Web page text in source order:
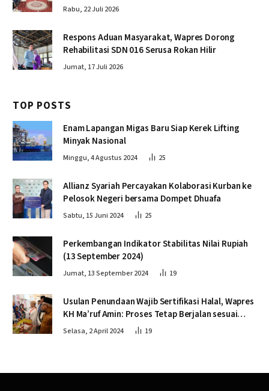
Rabu, 22 Juli 2026
Respons Aduan Masyarakat, Wapres Dorong
Rehabilitasi SDN 016 Serusa Rokan Hilir
Jumat, 17 Juli 2026
TOP POSTS
Enam Lapangan Migas Baru Siap Kerek Lifting
Minyak Nasional
Minggu, 4 Agustus 2024 25
Allianz Syariah Percayakan Kolaborasi Kurban ke
Pelosok Negeri bersama Dompet Dhuafa
Sabtu, 15 Juni 2024 25
Perkembangan Indikator Stabilitas Nilai Rupiah
(13 September 2024)
Jumat, 13 September 2024 19
Usulan Penundaan Wajib Sertifikasi Halal, Wapres
KH Ma’ruf Amin: Proses Tetap Berjalan sesuai
Penahapan
Selasa, 2 April 2024 19